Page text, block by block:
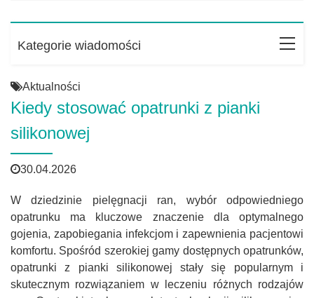
Kategorie wiadomości
Aktualności
Kiedy stosować opatrunki z pianki
silikonowej
30.04.2026
W dziedzinie pielęgnacji ran, wybór odpowiedniego
opatrunku ma kluczowe znaczenie dla optymalnego
gojenia, zapobiegania infekcjom i zapewnienia pacjentowi
komfortu. Spośród szerokiej gamy dostępnych opatrunków,
opatrunki z pianki silikonowej stały się popularnym i
skutecznym rozwiązaniem w leczeniu różnych rodzajów